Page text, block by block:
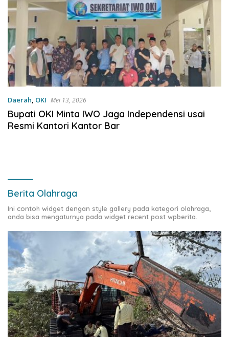
Daerah, OKI Mei 13, 2026
Bupati OKI Minta IWO Jaga Independensi usai
Resmi Kantori Kantor Bar
Berita Olahraga
Ini contoh widget dengan style gallery pada kategori olahraga,
anda bisa mengaturnya pada widget recent post wpberita.